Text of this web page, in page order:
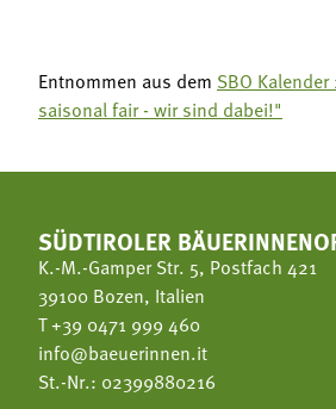
Entnommen aus dem SBO
saisonal fair - wir sind dabei!"
SÜDTIROLER
K.-M.-Gamper Str. 5, Postfach 421
39100 Bozen, Italien
T+39 0471 999 460
info@baeuerinnen.it
St.-Nr.: 02399880216